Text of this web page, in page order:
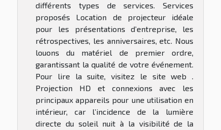
différents types de services. Services
proposés Location de projecteur idéale
pour les présentations d’entreprise, les
rétrospectives, les anniversaires, etc. Nous
louons du matériel de premier ordre,
garantissant la qualité de votre événement.
Pour lire la suite, visitez le site web .
Projection HD et connexions avec les
principaux appareils pour une utilisation en
intérieur, car l’incidence de la lumière
directe du soleil nuit à la visibilité de la